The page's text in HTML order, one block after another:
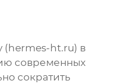
( hermes-ht.ru) в
современных
сократить